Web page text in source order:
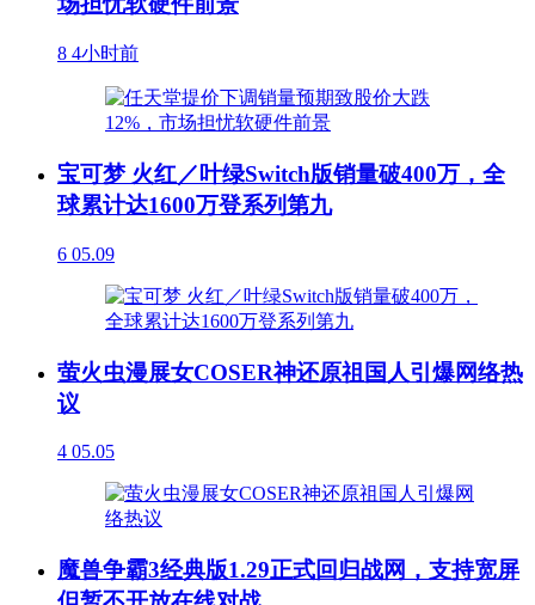
8 4小时前
宝可梦 火红／叶绿Switch版销量破400万，全
球累计达1600万登系列第九
6 05.09
萤火虫漫展女COSER神还原祖国人引爆网络热
议
4 05.05
魔兽争霸3经典版1.29正式回归战网，支持宽屏